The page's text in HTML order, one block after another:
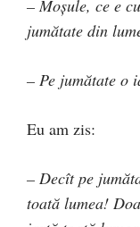
– Moşule, ce e
jumătate din
– Pe jumătate o
Eu am zis:
– Decît pe
toată lumea!